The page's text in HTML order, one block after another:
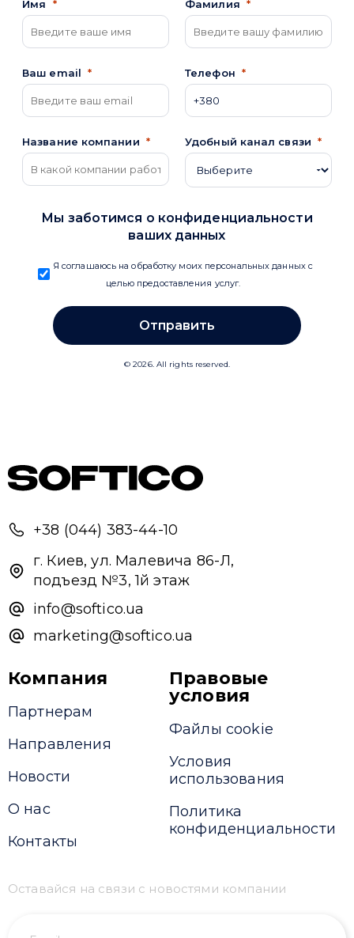
+38 (044) 383-44-10
г. Киев, ул. Малевича 86-Л,
подъезд №3, 1й этаж
info@softico.ua
marketing@softico.ua
Компания
Партнерам
Направления
Новости
О нас
Контакты
Правовые
условия
Файлы cookie
Условия
использования
Политика
конфиденциальности
Оставайся на связи с новостями компании